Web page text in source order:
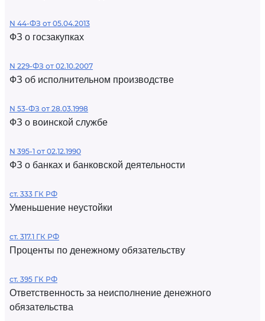
N 44-ФЗ от 05.04.2013
ФЗ о госзакупках
N 229-ФЗ от 02.10.2007
ФЗ об исполнительном производстве
N 53-ФЗ от 28.03.1998
ФЗ о воинской службе
N 395-1 от 02.12.1990
ФЗ о банках и банковской деятельности
ст. 333 ГК РФ
Уменьшение неустойки
ст. 317.1 ГК РФ
Проценты по денежному обязательству
ст. 395 ГК РФ
Ответственность за неисполнение денежного
обязательства